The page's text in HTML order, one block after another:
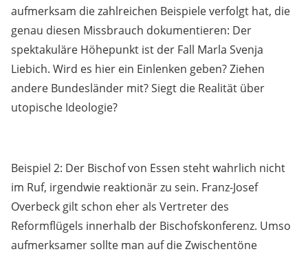
aufmerksam die zahlreichen Beispiele verfolgt hat, die
genau diesen Missbrauch dokumentieren: Der
spektakuläre Höhepunkt ist der Fall Marla Svenja
Liebich. Wird es hier ein Einlenken geben? Ziehen
andere Bundesländer mit? Siegt die Realität über
utopische Ideologie?
Beispiel 2: Der Bischof von Essen steht wahrlich nicht
im Ruf, irgendwie reaktionär zu sein. Franz-Josef
Overbeck gilt schon eher als Vertreter des
Reformflügels innerhalb der Bischofskonferenz. Umso
aufmerksamer sollte man auf die Zwischentöne